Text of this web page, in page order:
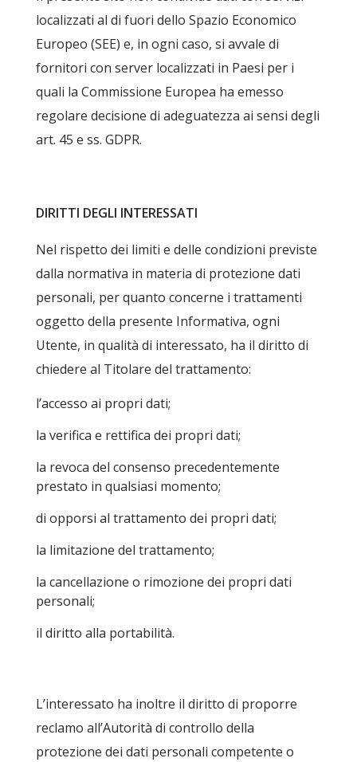
localizzati al di fuori dello Spazio Economico
Europeo (SEE) e, in ogni caso, si avvale di
fornitori con server localizzati in Paesi per i
quali la Commissione Europea ha emesso
regolare decisione di adeguatezza ai sensi degli
art. 45 e ss. GDPR.
DIRITTI DEGLI INTERESSATI
Nel rispetto dei limiti e delle condizioni previste
dalla normativa in materia di protezione dati
personali, per quanto concerne i trattamenti
oggetto della presente Informativa, ogni
Utente, in qualità di interessato, ha il diritto di
chiedere al Titolare del trattamento:
l’accesso ai propri dati;
la verifica e rettifica dei propri dati;
la revoca del consenso precedentemente
prestato in qualsiasi momento;
di opporsi al trattamento dei propri dati;
la limitazione del trattamento;
la cancellazione o rimozione dei propri dati
personali;
il diritto alla portabilità.
L’interessato ha inoltre il diritto di proporre
reclamo all’Autorità di controllo della
protezione dei dati personali competente o